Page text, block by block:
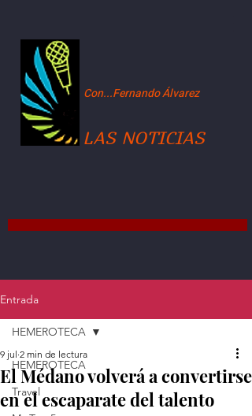
Con...Fernando Álvarez
LAS NOTICIAS
Entrada
HEMEROTECA
Travel
HEMEROTECA
El Médano volverá a convertirse
en el escaparate del talento
9 jul 2 min de lectura